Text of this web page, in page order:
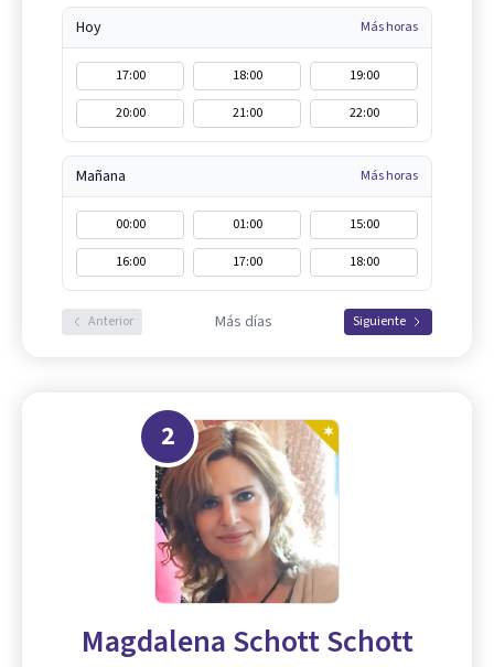
Hoy Más horas
17:00 18:00
19:00
20:00
21:00 22:00
Mañana Más horas
00:00 01:00
15:00
16:00
17:00 18:00
Anterior Más días Siguiente
2
Magdalena Schott Schott